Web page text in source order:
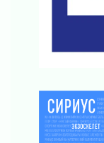
Ленобласть
02 августа 2026